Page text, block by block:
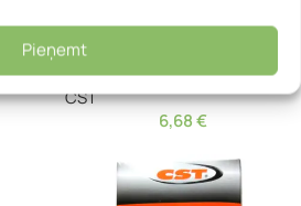
Pieņemt
26 x
Velosipēda kamera – CST 26 x
1.90/2.125 Presta 48 mm
CST
6,68€